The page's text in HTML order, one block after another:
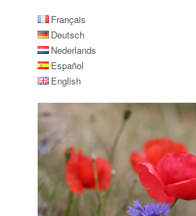
Français
Deutsch
Nederlands
Español
English